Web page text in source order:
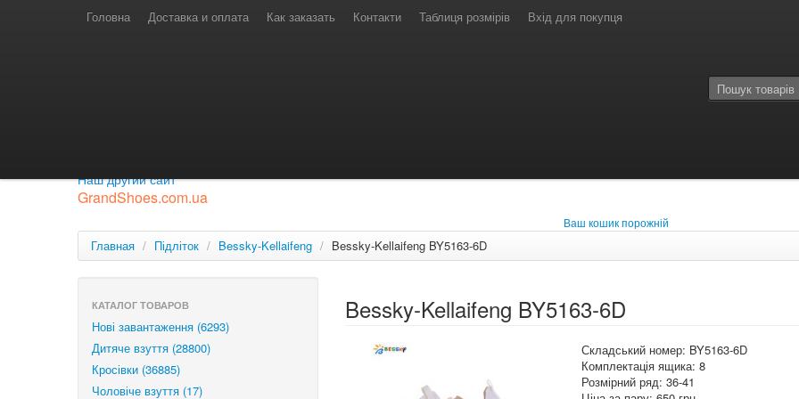
Головна Доставка и оплата Как заказать Контакти Таблиця розмірів Вхід для покупця
Лайф: (063) 527-76-88 МТС: (050) 967-41-33
Наш другий сайт
GrandShoes.com.ua
Ваш кошик порожній
Главная / Підліток / Bessky-Kellaifeng / Bessky-Kellaifeng BY5163-6D
КАТАЛОГ ТОВАРОВ
Нові завантаження (6293)
Дитяче взуття (28800)
Кросівки (36885)
Чоловіче взуття (17)
Bessky-Kellaifeng BY5163-6D
Складський номер: BY5163-6D
Комплектація ящика: 8
Розмірний ряд: 36-41